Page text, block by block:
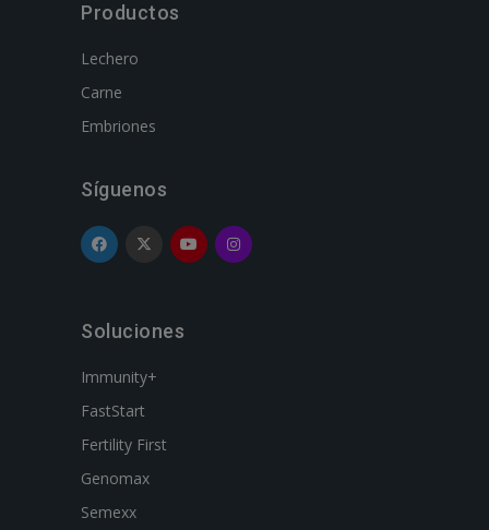
Productos
Lechero
Carne
Embriones
Síguenos
Soluciones
Immunity+
FastStart
Fertility First
Genomax
Semexx